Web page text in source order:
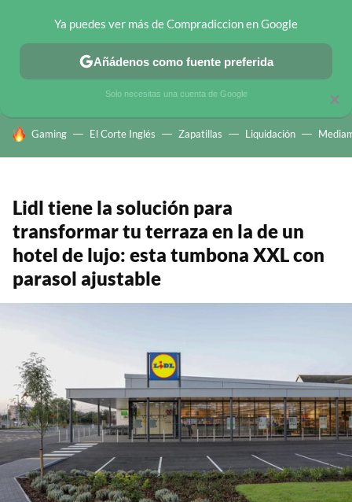
CHOLLOS TELEGRAM OFERTAS EN MÓVILES OFERTAS EN
HOY SE HABLA DE
Gaming El Corte Inglés Zapatillas Liquidación
Lidl tiene la solución para
transformar tu terraza en la de un
hotel de lujo: esta tumbona XXL con
parasol ajustable
×
Ya puedes ver más de Compradiccion en Google
Añádenos como fuente preferida
Solo necesitas una cuenta de Google